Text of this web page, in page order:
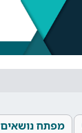
מפתח נושאים